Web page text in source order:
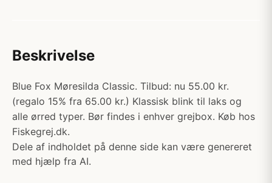
Beskrivelse
Blue Fox Møresilda Classic. Tilbud: nu 55.00 kr.
(regalo 15% fra 65.00 kr.) Klassisk blink til laks og
alle ørred typer. Bør findes i enhver grejbox. Køb hos
Fiskegrej.dk.
Dele af indholdet på denne side kan være genereret
med hjælp fra AI.